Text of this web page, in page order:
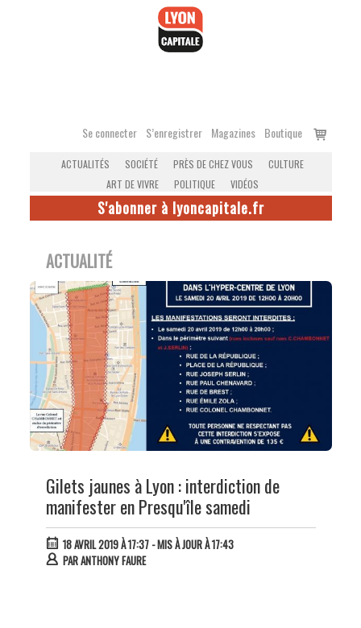
Se connecter S’enregistrer Magazines Boutique
Voir
ACTUALITÉS SOCIÉTÉ PRÈS DE CHEZ VOUS
CULTURE
ART DE VIVRE
POLITIQUE VIDÉOS
S'abonner à lyoncapitale.fr
ACTUALITÉ
Gilets jaunes à Lyon : interdiction de
manifester en Presqu'île samedi
18 AVRIL 2019 À 17:37- MIS À JOUR À 17:43
PARANTHONY FAURE